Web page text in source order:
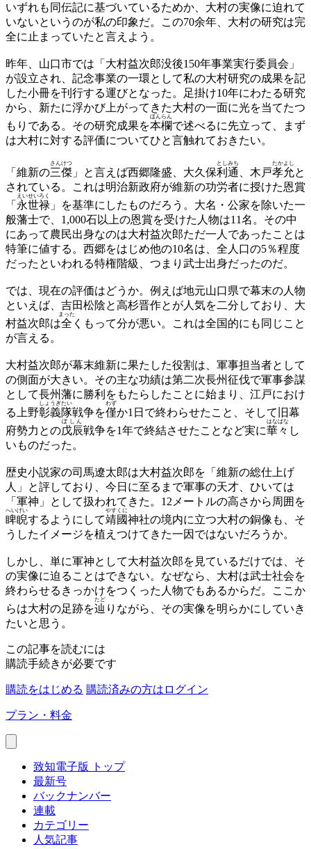
いずれも同伝記に基づいているためか、大村の実像に迫れて
いないというのが私の印象だ。この70余年、大村の研究は完
全に止まっていたと言えよう。
昨年、山口市では「大村益次郎没後150年事業実行委員会」
が設立され、記念事業の一環として私の大村研究の成果を記
した小冊を刊行する運びとなった。足掛け10年にわたる研究
から、新たに浮かび上がってきた大村の一面に光を当てたつ
もりである。その研究成果を本欄
ほんらん
で述べるに先立って、まず
は大村に対する評価についてひと言触れておきたい。
「維新の三傑
さんけつ
」と言えば西郷隆盛、大久保利通
としみち
、木戸孝允
たかよし
と
されている。これは明治新政府が維新の功労者に授けた恩賞
「 永世禄
えいせいろく
」を基準にしたものだろう。大名・公家を除いた一
般藩士で、1,000石以上の恩賞を受けた人物は11名。その中
にあって農民出身なのは大村益次郎ただ一人であったことは
特筆に値する。西郷をはじめ他の10名は、全人口の5％程度
だったといわれる特権階級、つまり武士出身だったのだ。
では、現在の評価はどうか。例えば地元山口県で幕末の人物
といえば、吉田松陰と高杉晋作とが人気を二分しており、大
村益次郎は全
まった
くもって分が悪い。これは全国的にも同じこと
が言える。
大村益次郎が幕末維新に果たした役割は、軍事担当者として
の側面が大きい。その主な功績は第二次長州征伐で軍事参謀
として長州藩に勝利をもたらしたことに始まり、江戸におけ
る上野彰義隊
しょうぎたい
戦争を僅
わず
か1日で終わらせたこと、そして旧幕
府勢力との戊辰
ぼしん
戦争を1年で終結させたことなど実に華々
はなばな
し
いものだった。
歴史小説家の司馬遼太郎は大村益次郎を「維新の総仕上げ
人」と評しており、今日に至るまで軍事の天才、ひいては
「軍神」として扱われてきた。12メートルの高さから周囲を
睥睨
へいげい
するようにして靖國
やすくに
神社の境内に立つ大村の銅像も、そ
うしたイメージを植えつけてきた一因ではないだろうか。
しかし、単に軍神として大村益次郎を見ているだけでは、そ
の実像に迫ることはできない。なぜなら、大村は武士社会を
終わらせるきっかけをつくった人物でもあるからだ。ここか
らは大村の足跡を辿
たど
りながら、その実像を明らかにしていき
たいと思う。
この記事を読むには
購読手続きが必要です
購読をはじめる 購読済みの方はログイン
プラン・料金
致知電子版 トップ
最新号
バックナンバー
連載
カテゴリー
人気記事